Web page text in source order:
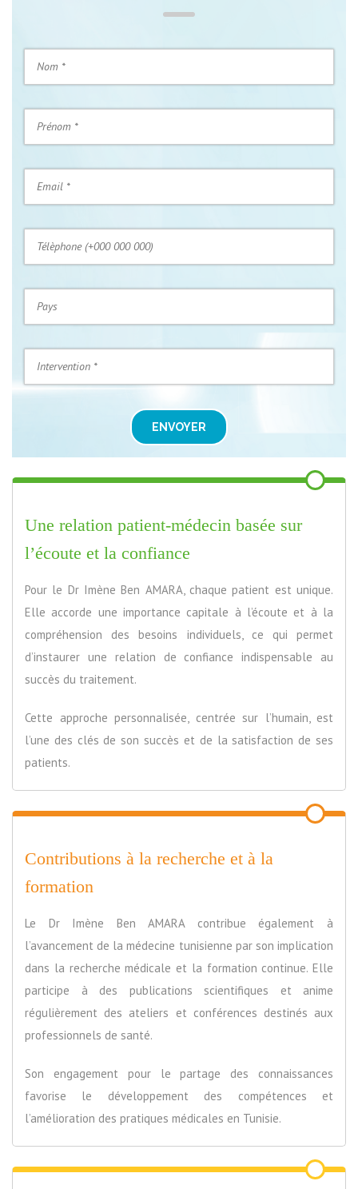
ENVOYER
Une relation patient-médecin basée sur
l’écoute et la confiance
Pour le Dr Imène Ben AMARA, chaque patient est unique.
Elle accorde une importance capitale à l’écoute et à la
compréhension des besoins individuels, ce qui permet
d’instaurer une relation de confiance indispensable au
succès du traitement.
Cette approche personnalisée, centrée sur l’humain, est
l’une des clés de son succès et de la satisfaction de ses
patients.
Contributions à la recherche et à la
formation
Le Dr Imène Ben AMARA contribue également à
l’avancement de la médecine tunisienne par son implication
dans la recherche médicale et la formation continue. Elle
participe à des publications scientifiques et anime
régulièrement des ateliers et conférences destinés aux
professionnels de santé.
Son engagement pour le partage des connaissances
favorise le développement des compétences et
l’amélioration des pratiques médicales en Tunisie.